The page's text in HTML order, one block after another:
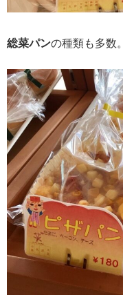
総菜パンの種類も多数。